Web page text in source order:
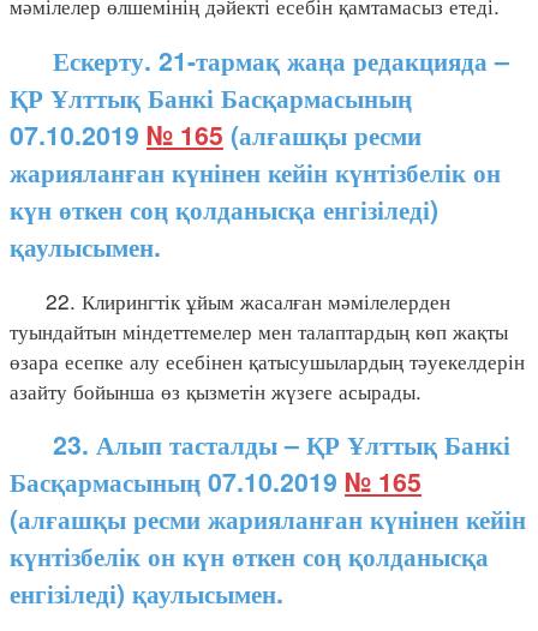
Ескерту. 21-тармақ жаңа редакцияда –
ҚР Ұлттық Банкі Басқармасының
07.10.2019 № 165 (алғашқы ресми
жарияланған күнінен кейін күнтізбелік он
күн өткен соң қолданысқа енгізіледі)
қаулысымен.
22. Клирингтік ұйым жасалған мәмілелерден
туындайтын міндеттемелер мен талаптардың көп жақты
өзара есепке алу есебінен қатысушылардың тәуекелдерін
азайту бойынша өз қызметін жүзеге асырады.
23. Алып тасталды – ҚР Ұлттық Банкі
Басқармасының 07.10.2019 № 165
(алғашқы ресми жарияланған күнінен кейін
күнтізбелік он күн өткен соң қолданысқа
енгізіледі) қаулысымен.